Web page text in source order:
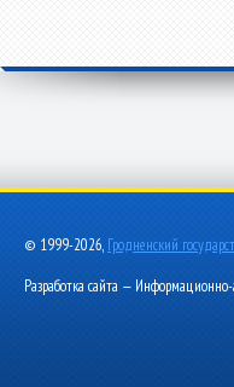
© 1999-2026, Гродненский
Разработка сайта —